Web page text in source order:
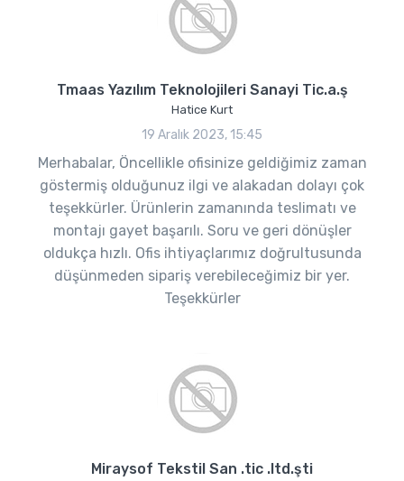
Tmaas Yazılım Teknolojileri Sanayi Tic.a.ş
Hatice Kurt
19 Aralık 2023, 15:45
Merhabalar, Öncellikle ofisinize geldiğimiz zaman
göstermiş olduğunuz ilgi ve alakadan dolayı çok
teşekkürler. Ürünlerin zamanında teslimatı ve
montajı gayet başarılı. Soru ve geri dönüşler
oldukça hızlı. Ofis ihtiyaçlarımız doğrultusunda
düşünmeden sipariş verebileceğimiz bir yer.
Teşekkürler
Miraysof Tekstil San .tic .ltd.şti